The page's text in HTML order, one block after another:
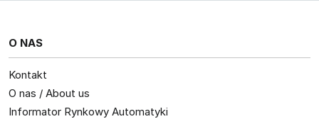
O NAS
Kontakt
O nas / About us
Informator Rynkowy Automatyki